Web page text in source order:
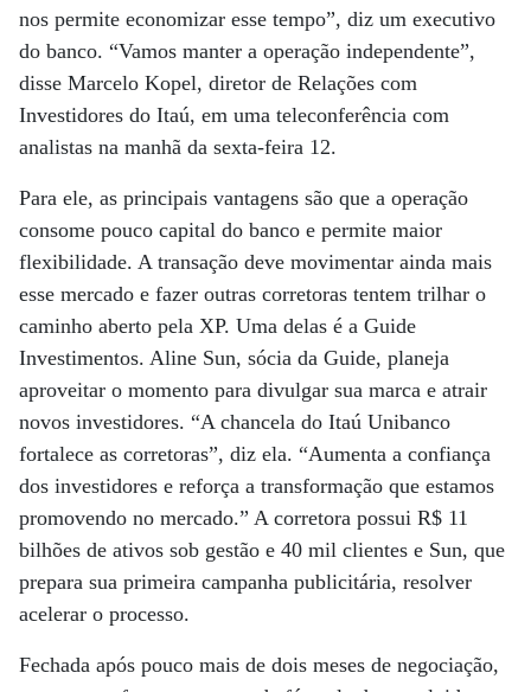
nos permite economizar esse tempo”, diz um executivo
do banco. “Vamos manter a operação independente”,
disse Marcelo Kopel, diretor de Relações com
Investidores do Itaú, em uma teleconferência com
analistas na manhã da sexta-feira 12.
Para ele, as principais vantagens são que a operação
consome pouco capital do banco e permite maior
flexibilidade. A transação deve movimentar ainda mais
esse mercado e fazer outras corretoras tentem trilhar o
caminho aberto pela XP. Uma delas é a Guide
Investimentos. Aline Sun, sócia da Guide, planeja
aproveitar o momento para divulgar sua marca e atrair
novos investidores. “A chancela do Itaú Unibanco
fortalece as corretoras”, diz ela. “Aumenta a confiança
dos investidores e reforça a transformação que estamos
promovendo no mercado.” A corretora possui R$ 11
bilhões de ativos sob gestão e 40 mil clientes e Sun, que
prepara sua primeira campanha publicitária, resolver
acelerar o processo.
Fechada após pouco mais de dois meses de negociação,